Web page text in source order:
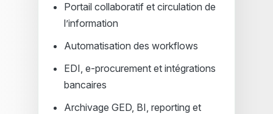
Portail collaboratif et circulation de
l’information
Automatisation des workflows
EDI, e-procurement et intégrations
bancaires
Archivage GED, BI, reporting et